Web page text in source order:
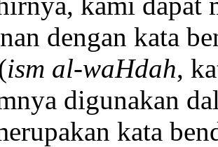
dengan kata
ism al-waHdah,
digunakan
kata